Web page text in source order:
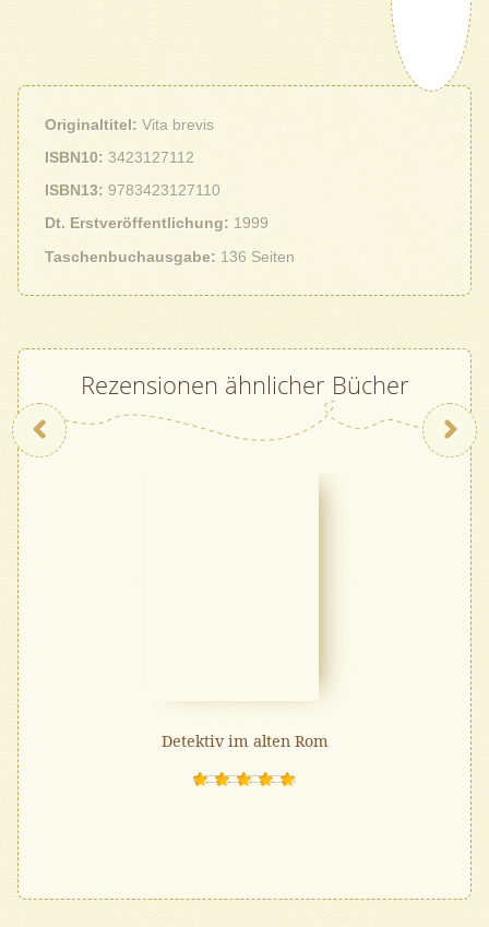
Originaltitel Vita brevis
ISBN10 3423127112
ISBN13 9783423127110
Dt. Erstveröffentlichung
1999
Taschenbuchausgabe
136 Seiten
Rezensionen ähnlicher Bücher
Zurück
Detektiv im alten Rom